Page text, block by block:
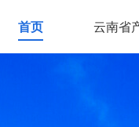
首页 云南省